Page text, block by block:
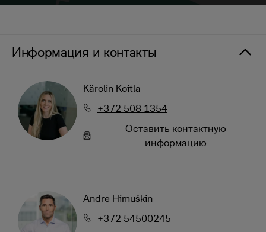
Информация и контакты
Kärolin Koitla
+372 508 1354
Oставить контактную
информацию
Andre Himuškin
+372 54500245